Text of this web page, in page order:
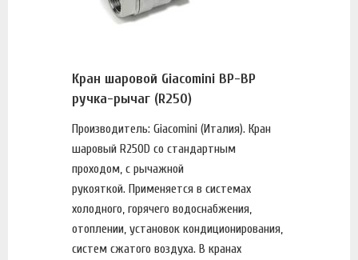
Кран шаровой Giacomini ВР-ВР
ручка-рычаг (R250)
Производитель: Giacomini (Италия). Кран
шаровый R250D со стандартным
проходом, с рычажной
рукояткой. Применяется в системах
холодного, горячего водоснабжения,
отоплении, установок кондиционирования,
систем сжатого воздуха. В кранах